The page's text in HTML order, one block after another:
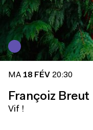
MA 18 FÉV 20:30
Françoiz Breut
Vif !